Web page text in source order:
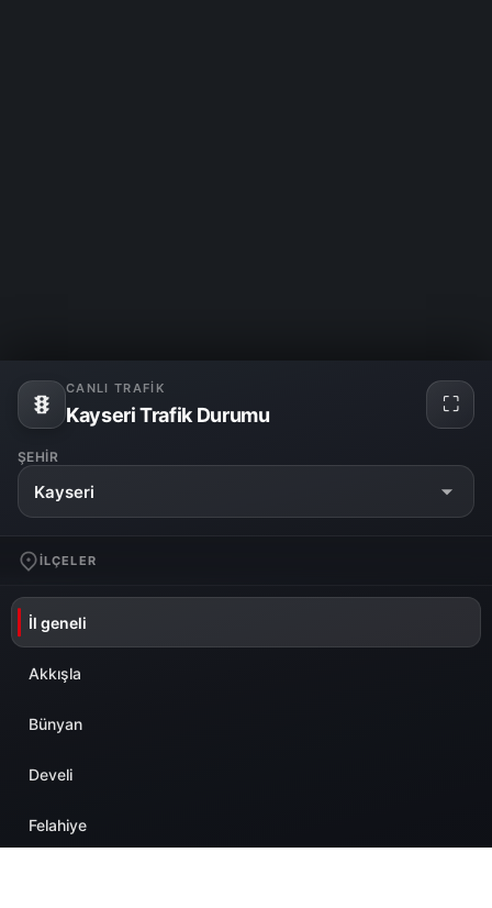
CANLI TRAFIK
Kayseri Trafik Durumu ⛶
ŞEHIR
Kayseri
İLÇELER
İl geneli
Akkışla
Bünyan
Develi
Felahiye